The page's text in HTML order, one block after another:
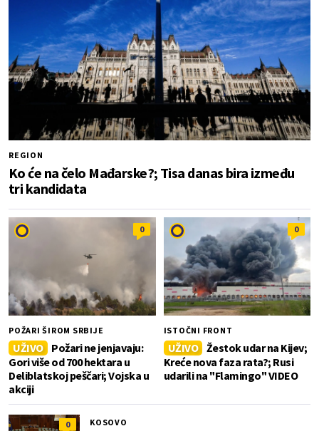
REGION
Ko će na čelo Mađarske?; Tisa danas bira između
tri kandidata
0
POŽARI ŠIROM SRBIJE
UŽIVO
Požari ne jenjavaju:
Gori više od 700 hektara u
Deliblatskoj peščari; Vojska u
akciji
0
ISTOČNI FRONT
UŽIVO Žestok udar na Kijev;
Kreće nova faza rata?; Rusi
udarili na "Flamingo" VIDEO
0 KOSOVO